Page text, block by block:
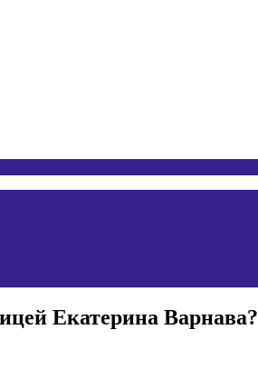
Екатерина Варнава?